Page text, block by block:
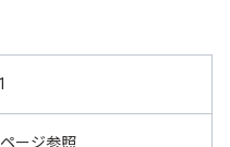
ージ参照